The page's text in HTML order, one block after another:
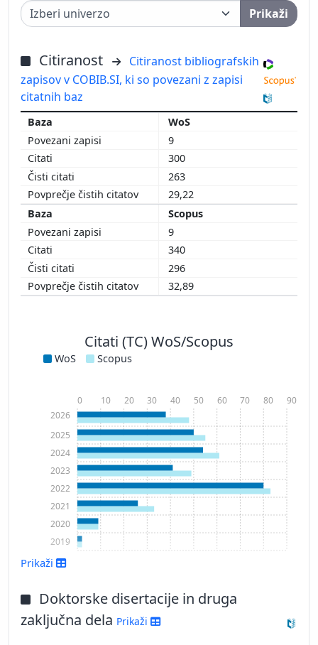
Prikaži
Citiranost
Citiranost bibliografskih
zapisov v COBIB.SI, ki so povezani z zapisi
citatnih baz
WoS
9
300
263
29,22
Scopus
9
340
296
32,89
Citati (TC) WoS/Scopus
WoS Scopus
2019
2020
2021
2022
2023
2024
2025
2026
0 10 20 30 40 50 60 70 80 90
Prikaži
Doktorske disertacije in druga
zaključna dela Prikaži